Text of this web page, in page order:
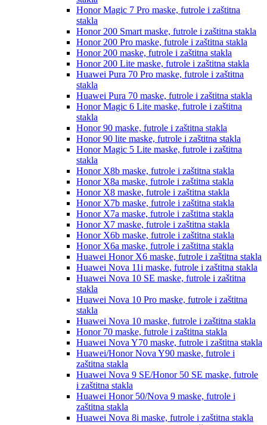
Honor Magic 7 Pro maske, futrole i zaštitna
stakla
Honor 200 Smart maske, futrole i zaštitna stakla
Honor 200 Pro maske, futrole i zaštitna stakla
Honor 200 maske, futrole i zaštitna stakla
Honor 200 Lite maske, futrole i zaštitna stakla
Huawei Pura 70 Pro maske, futrole i zaštitna
stakla
Huawei Pura 70 maske, futrole i zaštitna stakla
Honor Magic 6 Lite maske, futrole i zaštitna
stakla
Honor 90 maske, futrole i zaštitna stakla
Honor 90 lite maske, futrole i zaštitna stakla
Honor Magic 5 Lite maske, futrole i zaštitna
stakla
Honor X8b maske, futrole i zaštitna stakla
Honor X8a maske, futrole i zaštitna stakla
Honor X8 maske, futrole i zaštitna stakla
Honor X7b maske, futrole i zaštitna stakla
Honor X7a maske, futrole i zaštitna stakla
Honor X7 maske, futrole i zaštitna stakla
Honor X6b maske, futrole i zaštitna stakla
Honor X6a maske, futrole i zaštitna stakla
Huawei Honor X6 maske, futrole i zaštitna stakla
Huawei Nova 11i maske, futrole i zaštitna stakla
Huawei Nova 10 SE maske, futrole i zaštitna
stakla
Huawei Nova 10 Pro maske, futrole i zaštitna
stakla
Huawei Nova 10 maske, futrole i zaštitna stakla
Honor 70 maske, futrole i zaštitna stakla
Huawei Nova Y70 maske, futrole i zaštitna stakla
Huawei/Honor Nova Y90 maske, futrole i
zaštitna stakla
Huawei Nova 9 SE/Honor 50 SE maske, futrole
i zaštitna stakla
Huawei Honor 50/Nova 9 maske, futrole i
zaštitna stakla
Huawei Nova 8i maske, futrole i zaštitna stakla